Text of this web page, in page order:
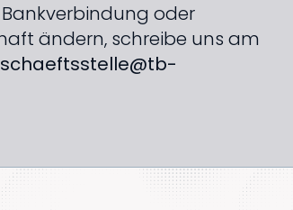
oder
ändern, schreibe uns am